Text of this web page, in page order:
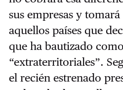
sus empresas y
aquellos países que
que ha bautizado
“extraterritoriales”.
el recién estrenado